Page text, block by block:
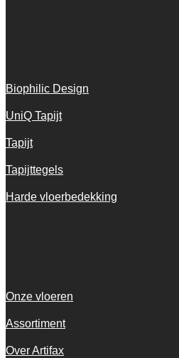
Biophilic Design
UniQ Tapijt
Tapijt
Tapijttegels
Harde vloerbedekking
Onze vloeren
Assortiment
Over Artifax